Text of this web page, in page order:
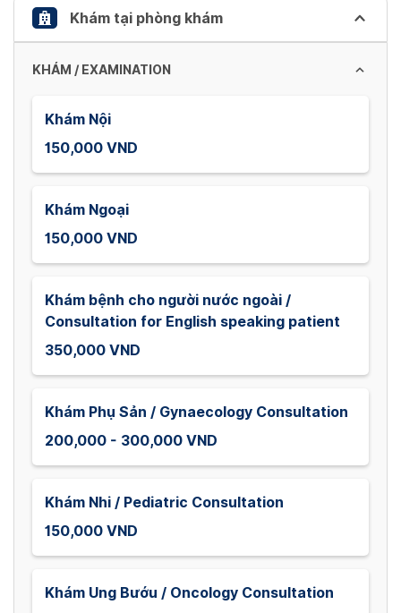
keyboard
shortcuts
changing
Khám tại phòng khám
KHÁM / EXAMINATION
Khám Nội
150,000 VND
Khám Ngoại
150,000 VND
Khám bệnh cho người nước ngoài /
Consultation for English speaking patient
350,000 VND
Khám Phụ Sản / Gynaecology Consultation
200,000 - 300,000 VND
Khám Nhi / Pediatric Consultation
150,000 VND
Khám Ung Bướu / Oncology Consultation